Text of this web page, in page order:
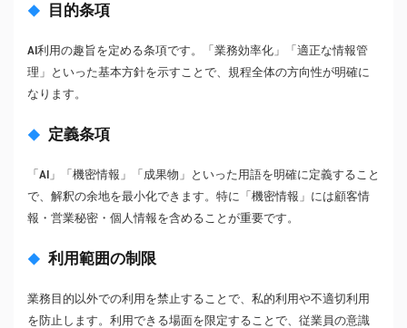
目的条項
AI利用の趣旨を定める条項です。「業務効率化」「適正な情報管
理」といった基本方針を示すことで、規程全体の方向性が明確に
なります。
定義条項
「AI」「機密情報」「成果物」といった用語を明確に定義すること
で、解釈の余地を最小化できます。特に「機密情報」には顧客情
報・営業秘密・個人情報を含めることが重要です。
利用範囲の制限
業務目的以外での利用を禁止することで、私的利用や不適切利用
を防止します。利用できる場面を限定することで、従業員の意識